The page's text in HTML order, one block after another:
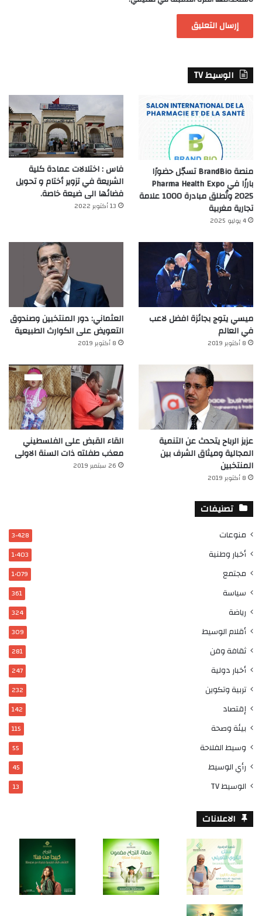
الوسيط TV
منصة BrandBio تسجّل حضورًا
بارزًا في Pharma Health Expo
2025 وتُطلق مبادرة 1000 علامة
تجارية مغربية
4 يوليو 2025
فاس : اختلالات عمادة كلية
الشريعة في تزوير أختام و تحويل
فضائها الى ضيعة خاصة.
13 أكتوبر 2022
ميسي يتوج بجائزة افضل لاعب
في العالم‎
8 أكتوبر 2019
العثماني: دور المنتخبين وصندوق
التعويض على الكوارث الطبيعية
8 أكتوبر 2019
عزيز الرباح يتحدث عن التنمية
المجالية وميثاق الشرف بين
المنتخبين
8 أكتوبر 2019
القاء القبض على الفلسطيني
معذب طفلته ذات السنة الاولى
26 سبتمبر 2019
تصنيفات
منوعات 3٬428
أخبار وطنية 1٬403
مجتمع 1٬079
سياسة 361
رياضة 324
أقلام الوسيط 309
ثقافة وفن 281
أخبار دولية 247
تربية وتكوين 232
إقتصاد 142
بيئة وصحة 115
وسيط الفلاحة 55
رأي الوسيط 45
الوسيط TV 13
الاعلانات